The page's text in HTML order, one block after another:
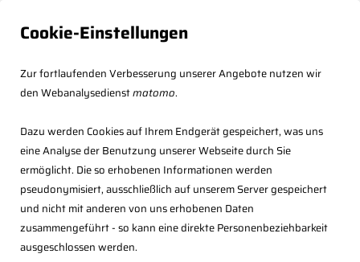
Cookie-Einstellungen
Zur fortlaufenden Verbesserung unserer Angebote nutzen wir
den Webanalysedienstmatomo.
Dazu werden Cookies auf Ihrem Endgerät gespeichert, was uns
eine Analyse der Benutzung unserer Webseite durch Sie
ermöglicht. Die so erhobenen Informationen werden
pseudonymisiert, ausschließlich auf unserem Server gespeichert
und nicht mit anderen von uns erhobenen Daten
zusammengeführt - so kann eine direkte Personenbeziehbarkeit
ausgeschlossen werden.
<< Zurück zur Übersicht